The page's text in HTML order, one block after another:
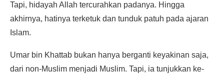
Tapi, hidayah Allah tercurahkan padanya. Hingga
akhirnya, hatinya terketuk dan tunduk patuh pada ajaran
Islam.
Umar bin Khattab bukan hanya berganti keyakinan saja,
dari non-Muslim menjadi Muslim. Tapi, ia tunjukkan ke-